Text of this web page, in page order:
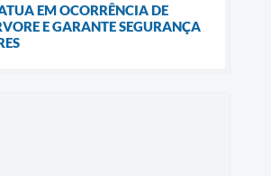
EM OCORRÊNCIA DE
E GARANTE SEGURANÇA